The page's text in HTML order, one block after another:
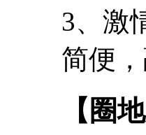
3、激
简便，
【圈